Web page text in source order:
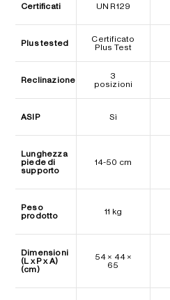
Certificati UN R129
Plus tested
Certificato
Plus Test
Reclinazione
3
posizioni
ASIP Sì
Lunghezza
piede di
supporto
14-50 cm
Peso
prodotto
11 kg
Dimensioni
(L x P x A)
(cm)
54 × 44 ×
65